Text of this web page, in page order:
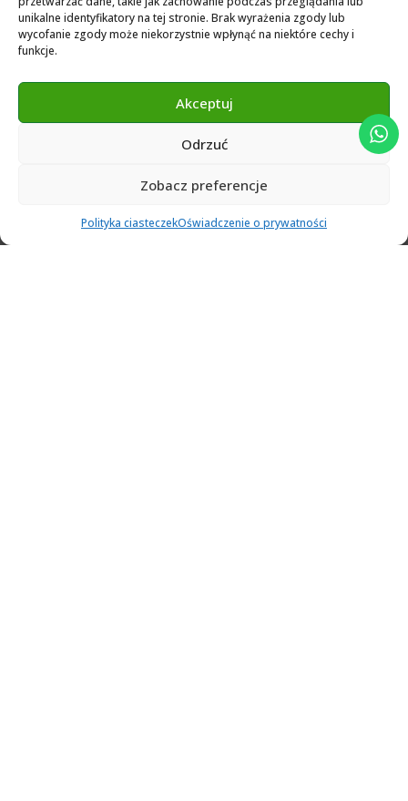
unikalne identyfikatory na tej stronie. Brak wyrażenia zgody lub
wycofanie zgody może niekorzystnie wpłynąć na niektóre cechy i
funkcje.
Akceptuj
Odrzuć
Zobacz preferencje
Polityka ciasteczekOświadczenie o prywatności
Exocad 2024 Library
Novamind bredent blueski 2025
© 2024 Abutment Implants PL. All rights reserved
Menu